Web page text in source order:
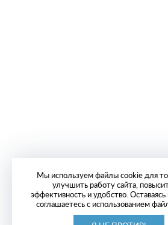
Мы используем файлы cookie для
улучшить работу сайта,
эффективность и удобство. Оставаясь
соглашаетесь с использованием